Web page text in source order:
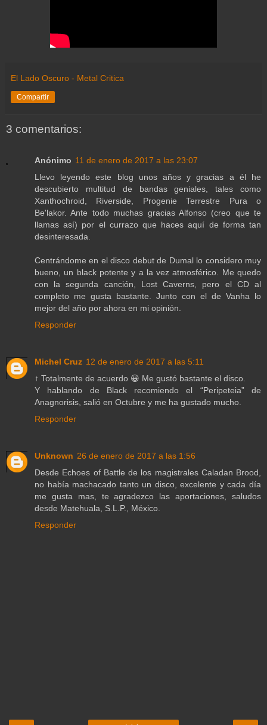
El Lado Oscuro - Metal Critica
Compartir
3 comentarios:
Anónimo 11 de enero de 2017 a las 23:07
Llevo leyendo este blog unos años y gracias a él he
descubierto multitud de bandas geniales, tales como
Xanthochroid, Riverside, Progenie Terrestre Pura o
Be'lakor. Ante todo muchas gracias Alfonso (creo que te
llamas así) por el currazo que haces aquí de forma tan
desinteresada.
Centrándome en el disco debut de Dumal lo considero muy
bueno, un black potente y a la vez atmosférico. Me quedo
con la segunda canción, Lost Caverns, pero el CD al
completo me gusta bastante. Junto con el de Vanha lo
mejor del año por ahora en mi opinión.
Responder
Michel Cruz 12 de enero de 2017 a las 5:11
↑ Totalmente de acuerdo 😀 Me gustó bastante el disco.
Y hablando de Black recomiendo el “Peripeteia” de
Anagnorisis, salió en Octubre y me ha gustado mucho.
Responder
Unknown 26 de enero de 2017 a las 1:56
Desde Echoes of Battle de los magistrales Caladan Brood,
no había machacado tanto un disco, excelente y cada día
me gusta mas, te agradezco las aportaciones, saludos
desde Matehuala, S.L.P., México.
Responder